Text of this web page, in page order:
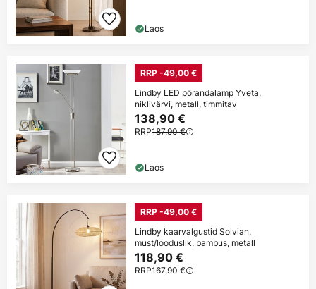
Laos
RRP -49,00 €
Lindby LED põrandalamp Yveta,
niklivärvi, metall, timmitav
138,90 €
RRP187,90 €
Laos
RRP -49,00 €
Lindby kaarvalgustid Solvian,
must/looduslik, bambus, metall
118,90 €
RRP167,90 €